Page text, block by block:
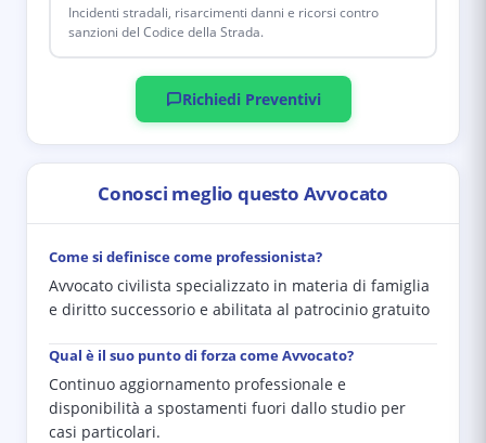
Incidenti stradali, risarcimenti danni e ricorsi contro
sanzioni del Codice della Strada.
Richiedi Preventivi
Conosci meglio questo Avvocato
Come si definisce come professionista?
Avvocato civilista specializzato in materia di famiglia
e diritto successorio e abilitata al patrocinio gratuito
Qual è il suo punto di forza come Avvocato?
Continuo aggiornamento professionale e
disponibilità a spostamenti fuori dallo studio per
casi particolari.